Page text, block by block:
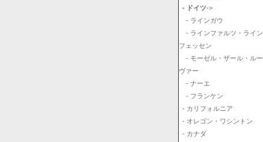
- ドイツ->
- ラインガウ
- ラインファルツ・ライン
フェッセン
- モーゼル・ザール・ルー
ヴァー
- ナーエ
- フランケン
- カリフォルニア
- オレゴン・ワシントン
- カナダ